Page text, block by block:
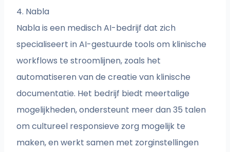
4. Nabla
Nabla is een medisch AI-bedrijf dat zich
specialiseert in AI-gestuurde tools om klinische
workflows te stroomlijnen, zoals het
automatiseren van de creatie van klinische
documentatie. Het bedrijf biedt meertalige
mogelijkheden, ondersteunt meer dan 35 talen
om cultureel responsieve zorg mogelijk te
maken, en werkt samen met zorginstellingen